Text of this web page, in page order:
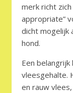
merk richt
appropriate”
dicht mogelijk
hond.
Een
vleesgehalte.
en rauw